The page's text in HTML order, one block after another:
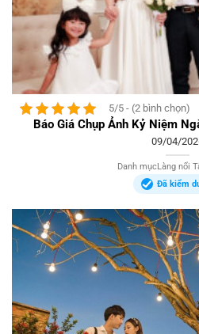
5/5 - (2 bình chọn)
Báo Giá Chụp Ảnh Kỷ Niệm
09/04/
Danh mụcLàng nổi
Đã kiểm